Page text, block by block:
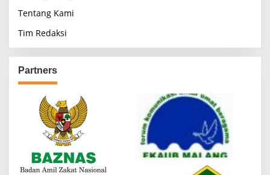
Tentang Kami
Tim Redaksi
Partners